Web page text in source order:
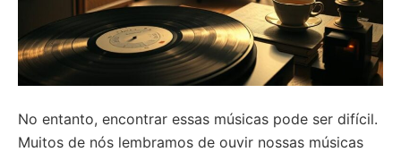
No entanto, encontrar essas músicas pode ser difícil.
Muitos de nós lembramos de ouvir nossas músicas